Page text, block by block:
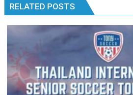
RELATED POSTS